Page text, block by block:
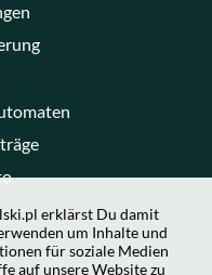
erklärst Du damit
um Inhalte und
für soziale Medien
auf unsere Website zu